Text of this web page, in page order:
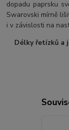
dopadu paprsku
Swarovski mírně
i v závislosti na
Délky řetízků a